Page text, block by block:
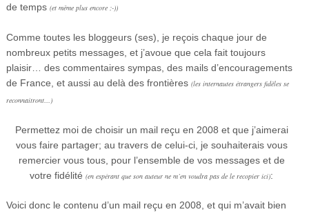
de temps (et même plus encore ;-))
Comme toutes les bloggeurs (ses), je reçois chaque jour de
nombreux petits messages, et j’avoue que cela fait toujours
plaisir… des commentaires sympas, des mails d’encouragements
de France, et aussi au delà des frontières (les internautes étrangers fidèles se
reconnaitront…)
Permettez moi de choisir un mail reçu en 2008 et que j’aimerai
vous faire partager; au travers de celui-ci, je souhaiterais vous
remercier vous tous, pour l’ensemble de vos messages et de
votre fidélité (en espérant que son auteur ne m’en voudra pas de le recopier ici):
Voici donc le contenu d’un mail reçu en 2008, et qui m’avait bien